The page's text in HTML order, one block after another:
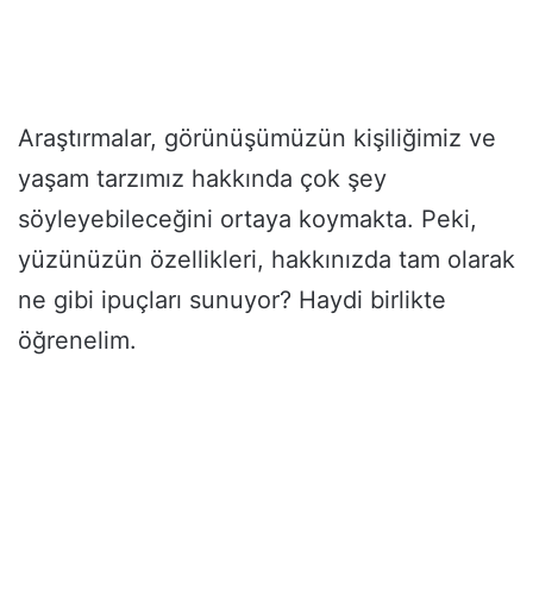
Araştırmalar, görünüşümüzün kişiliğimiz ve
yaşam tarzımız hakkında çok şey
söyleyebileceğini ortaya koymakta. Peki,
yüzünüzün özellikleri, hakkınızda tam olarak
ne gibi ipuçları sunuyor? Haydi birlikte
öğrenelim.